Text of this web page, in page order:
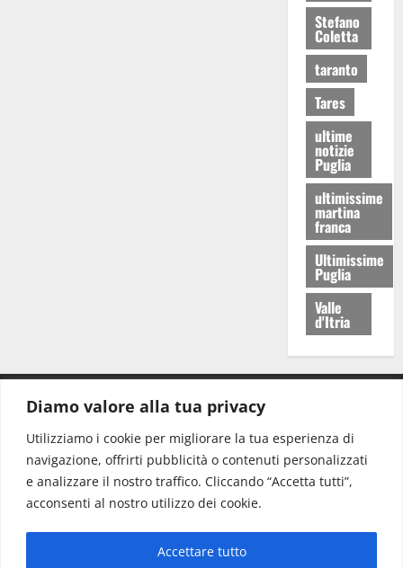
Diamo valore alla tua privacy
Utilizziamo i cookie per migliorare la tua esperienza di
navigazione, offrirti pubblicità o contenuti personalizzati
e analizzare il nostro traffico. Cliccando “Accetta tutti”,
acconsenti al nostro utilizzo dei cookie.
Accettare tutto
Stefano
Coletta
taranto
Tares
ultime
notizie
Puglia
ultimissime
martina
franca
Ultimissime
Puglia
Valle
d'Itria
Redazione: redazione@www.martinasera.it
Direttore:direttore@www.martinasera.it
Info & Commerciale:info@www.martinasera.it